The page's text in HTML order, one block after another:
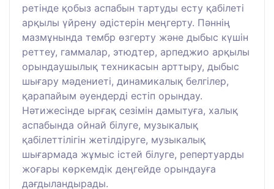
ретінде қобыз аспабын тартуды есту қабілеті
арқылы үйрену әдістерін меңгерту. Пәннің
мазмұнында тембр өзгерту және дыбыс күшін
реттеу, гаммалар, этюдтер, арпеджио арқылы
орындаушылық техникасын арттыру, дыбыс
шығару мәдениеті, динамикалық белгілер,
қарапайым әуендерді естіп орындау.
Нәтижесінде ырғақ сезімін дамытуға, халық
аспабында ойнай білуге, музыкалық
қабілеттілігін жетілдіруге, музыкалық
шығармада жұмыс істей білуге, репертуарды
жоғары көркемдік деңгейде орындауға
дағдыландырады.